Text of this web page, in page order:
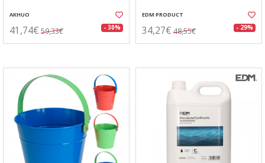
AKHUO
41,74€ 59,33€ - 30%
EDM PRODUCT
34,27€ 48,55€ - 29%